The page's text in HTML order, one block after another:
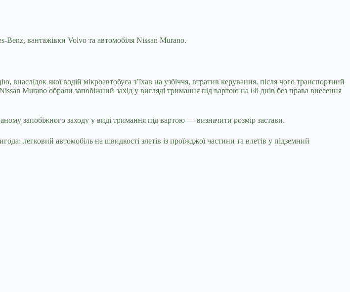
Benz, вантажівки Volvo та автомобіля Nissan Murano.
якої водій мікроавтобуса з’їхав на узбіччя, втратив керування, після чого транспортний
Murano обрали запобіжний захід у вигляді тримання під вартою на 60 днів без права внесення
запобіжного заходу у виді тримання під вартою — визначити розмір застави.
легковий автомобіль на швидкості злетів із проїжджої частини та влетів у підземний